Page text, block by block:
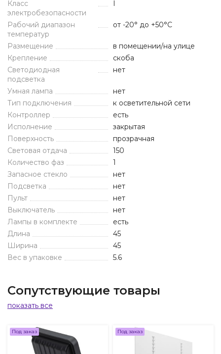
Класс
электробезопасности
I
Рабочий диапазон
температур
от -20° до +50°С
Размещение
в помещении/на улице
Крепление
скоба
Светодиодная
подсветка
нет
Умная лампа
нет
Тип подключения
к осветительной сети
Контроллер
есть
Исполнение
закрытая
Поверхность
прозрачная
Световая отдача
150
Количество фаз
1
Запасное стекло
нет
Подсветка
нет
Пульт
нет
Выключатель
нет
Лампы в комплекте
есть
Длина
45
Ширина
45
Вес в упаковке
5.6
Сопутствующие товары
показать все
Под заказ Под заказ